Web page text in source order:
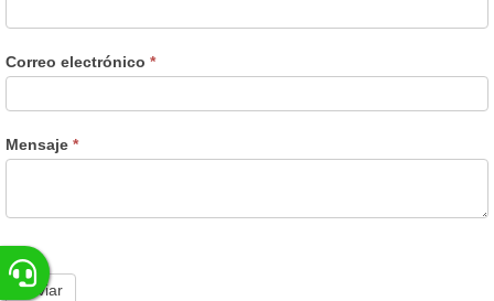
Correo electrónico *
Mensaje *
Enviar